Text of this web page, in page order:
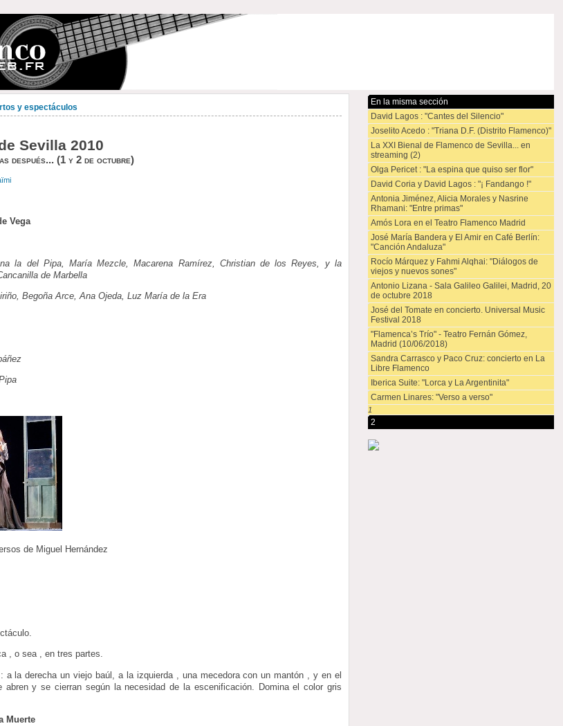
y espectáculos
Sevilla 2010
después... (1 y 2 de octubre)
Vega
la del Pipa, María Mezcle, Macarena Ramírez, Christian de los Reyes, y la
de Marbella
Begoña Arce, Ana Ojeda, Luz María de la Era
de Miguel Hernández
, o sea , en tres partes.
a la derecha un viejo baúl, a la izquierda , una mecedora con un mantón , y en el
y se cierran según la necesidad de la escenificación. Domina el color gris
Muerte
En la misma sección
David Lagos : "Cantes del Silencio"
Joselito Acedo : "Triana D.F. (Distrito Flamenco)"
La XXI Bienal de Flamenco de Sevilla... en
streaming (2)
Olga Pericet : "La espina que quiso ser flor"
David Coria y David Lagos : "¡ Fandango !"
Antonia Jiménez, Alicia Morales y Nasrine
Rhamani: "Entre primas"
Amós Lora en el Teatro Flamenco Madrid
José María Bandera y El Amir en Café Berlín:
"Canción Andaluza"
Rocío Márquez y Fahmi Alqhai: "Diálogos de
viejos y nuevos sones"
Antonio Lizana - Sala Galileo Galilei, Madrid, 20
de octubre 2018
José del Tomate en concierto. Universal Music
Festival 2018
"Flamenca’s Trío" - Teatro Fernán Gómez,
Madrid (10/06/2018)
Sandra Carrasco y Paco Cruz: concierto en La
Libre Flamenco
Iberica Suite: "Lorca y La Argentinita"
Carmen Linares: "Verso a verso"
1
2